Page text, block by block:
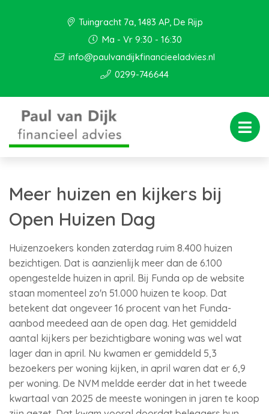
Tuingracht 7a, 1483 AP, De Rijp
Ma - Vr 9:30 - 16:30
info@paulvandijkfinancieeladvies.nl
0299-746644
Meer huizen en kijkers bij
Open Huizen Dag
Huizenzoekers konden zaterdag ruim 8.400 huizen
bezichtigen. Dat is aanzienlijk meer dan de 6.100
opengestelde huizen in april. Bij Funda op de website
staan momenteel zo'n 51.000 huizen te koop. Dat
betekent dat ongeveer 16 procent van het Funda-
aanbod meedeed aan de open dag. Het gemiddeld
aantal kijkers per bezichtigbare woning was wel wat
lager dan in april. Nu kwamen er gemiddeld 5,3
bezoekers per woning kijken, in april waren dat er 6,9
per woning. De NVM meldde eerder dat in het tweede
kwartaal van 2025 de meeste woningen in jaren te koop